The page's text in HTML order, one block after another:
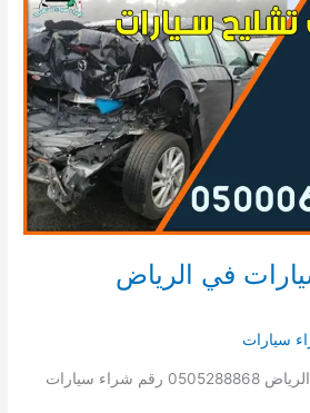
في الرياض
سيارات
قروب تشليح سيارات في الرياض 0505288868 رقم شراء سيارات